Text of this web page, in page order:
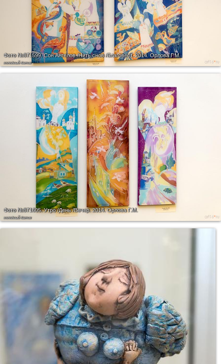
Фото №871599.Сон Ангелов /Нить снов /Благовест. 2014. Орлова Г.М.
холодный батик
Фото №871605.Утро /День /Вечер. 2014. Орлова Г.М.
холодный батик